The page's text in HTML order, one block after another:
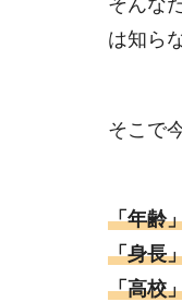
そんな
は知ら
そこで
「年齢
「身長
「高校